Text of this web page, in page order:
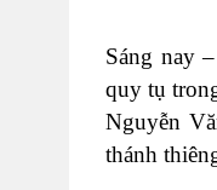
Sáng nay
quy tụ
Nguyễn
thánh